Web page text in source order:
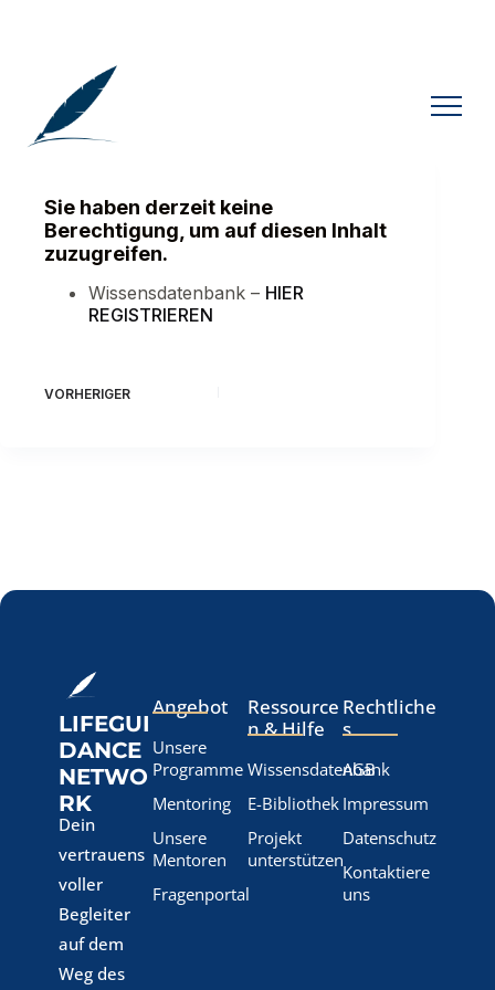
Sie haben derzeit keine
Berechtigung, um auf diesen Inhalt
zuzugreifen.
Wissensdatenbank – HIER
REGISTRIEREN
VORHERIGER
LIFEGUI
DANCE
NETWO
RK
Dein
vertrauens
voller
Begleiter
auf dem
Weg des
Angebot
Unsere
Programme
Mentoring
Unsere
Mentoren
Fragenportal
Ressource
n & Hilfe
Wissensdatenbank
E-Bibliothek
Projekt
unterstützen
Rechtliche
s
AGB
Impressum
Datenschutz
Kontaktiere
uns